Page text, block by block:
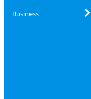
Business